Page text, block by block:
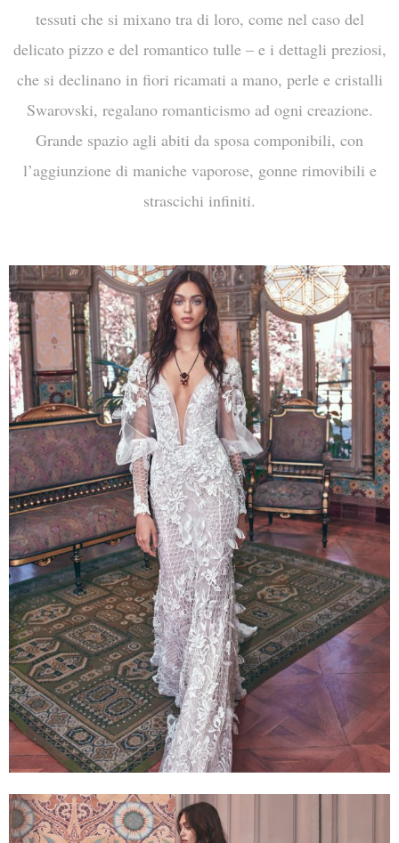
tessuti che si mixano tra di loro, come nel caso del
delicato pizzo e del romantico tulle – e i dettagli preziosi,
che si declinano in fiori ricamati a mano, perle e cristalli
Swarovski, regalano romanticismo ad ogni creazione.
Grande spazio agli abiti da sposa componibili, con
l’aggiunzione di maniche vaporose, gonne rimovibili e
strascichi infiniti.